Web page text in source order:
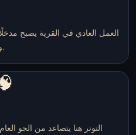
العمل العادي في القرية يصبح
وأمور لا يريد السكان الاعتراف بها.
التوتر هنا يتصاعد من الجو